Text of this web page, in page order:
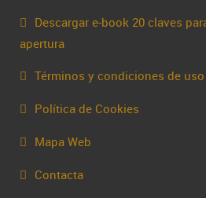
Descargar e-book 20 claves
apertura
Términos y condiciones de uso
Política de Cookies
Mapa Web
Contacta